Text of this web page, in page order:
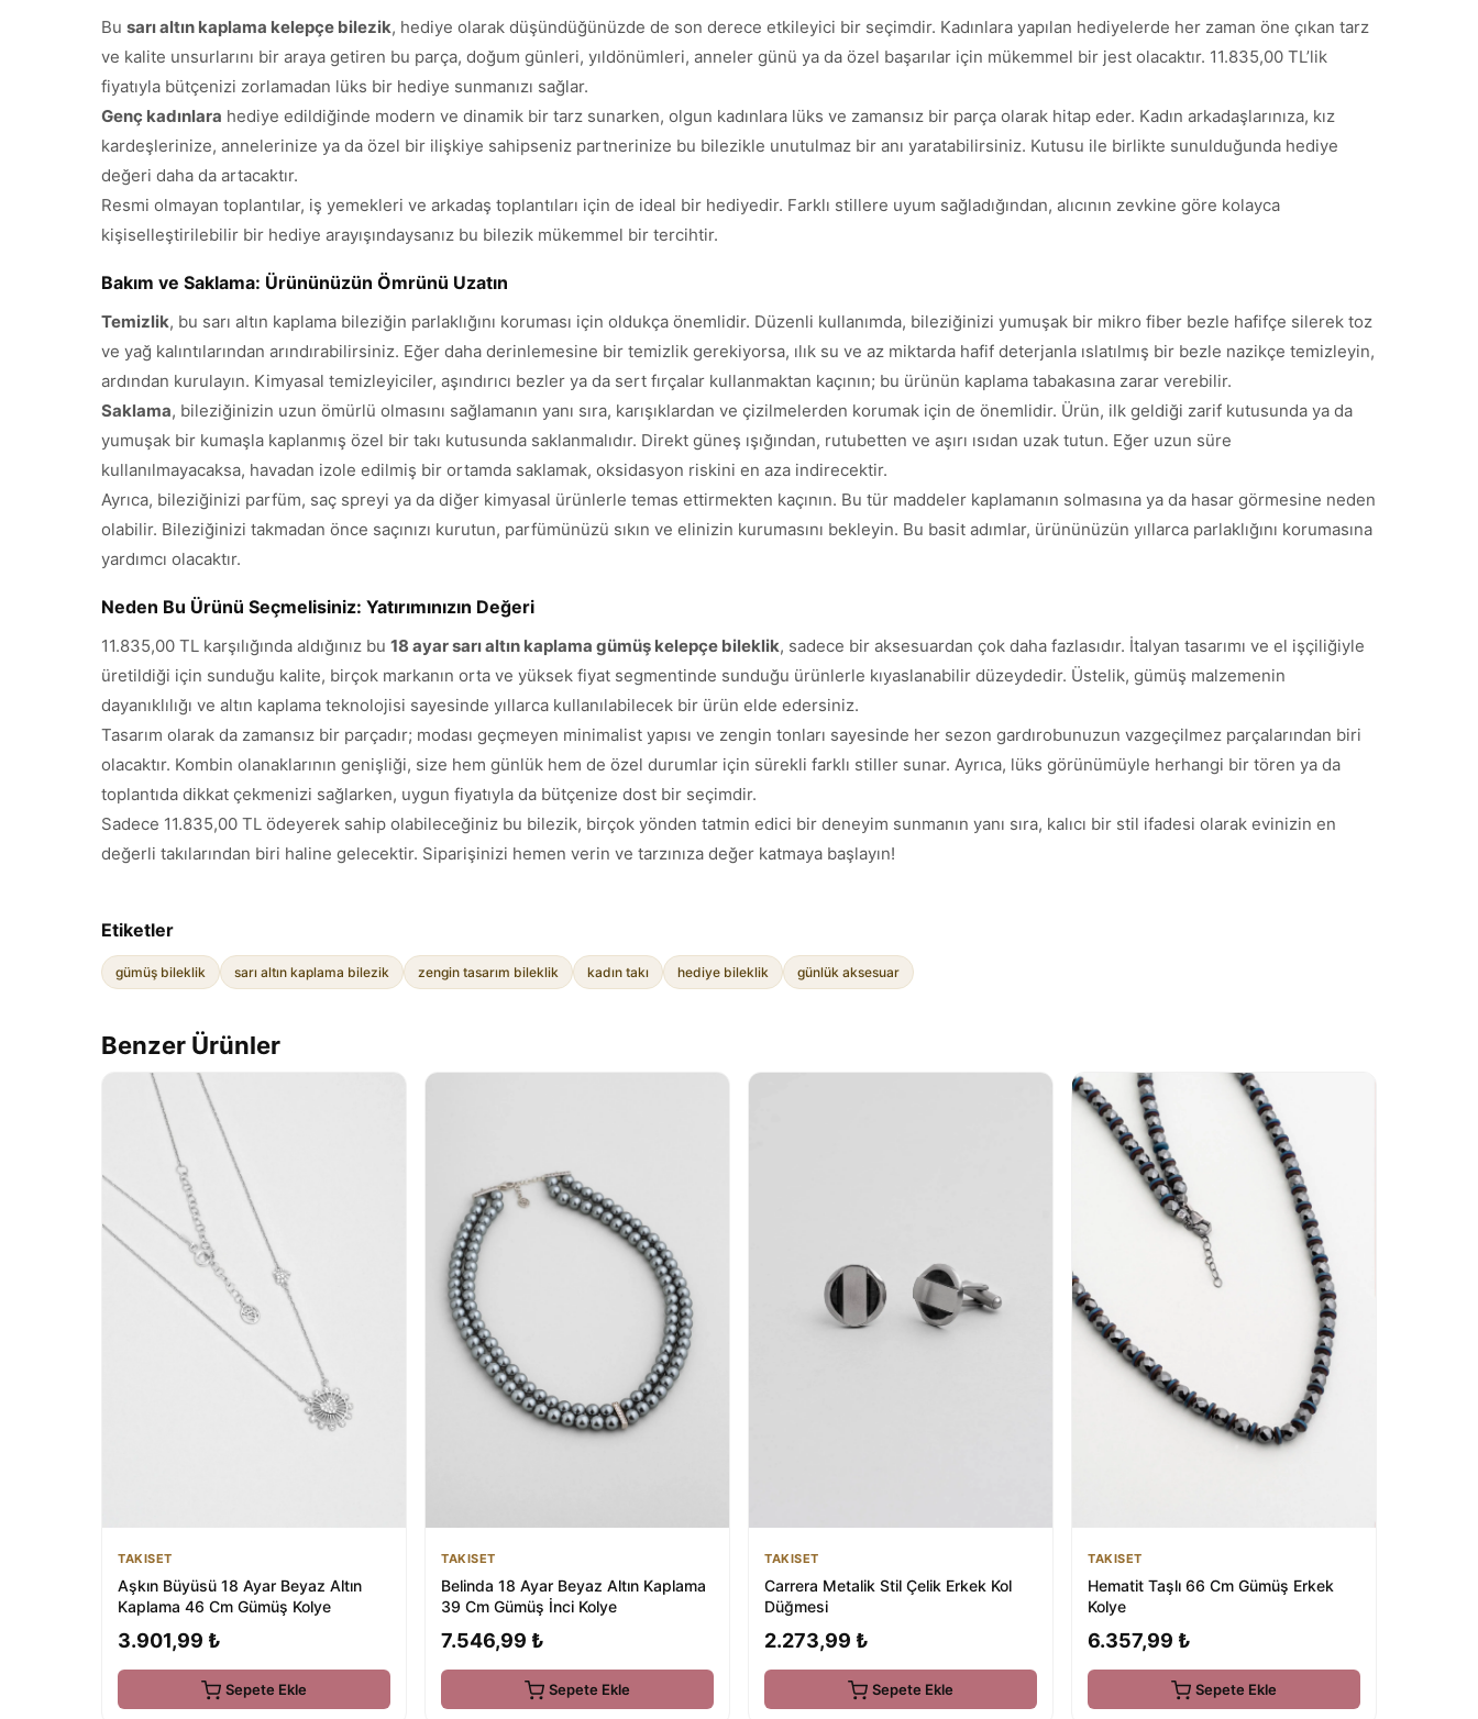
Bu sarı altın kaplama kelepçe bilezik, hediye olarak düşündüğünüzde de son derece etkileyici bir seçimdir. Kadınlara yapılan hediyelerde her zaman öne çıkan tarz
ve kalite unsurlarını bir araya getiren bu parça, doğum günleri, yıldönümleri, anneler günü ya da özel başarılar için mükemmel bir jest olacaktır. 11.835,00 TL’lik
fiyatıyla bütçenizi zorlamadan lüks bir hediye sunmanızı sağlar.
Genç kadınlara hediye edildiğinde modern ve dinamik bir tarz sunarken, olgun kadınlara lüks ve zamansız bir parça olarak hitap eder. Kadın arkadaşlarınıza, kız
kardeşlerinize, annelerinize ya da özel bir ilişkiye sahipseniz partnerinize bu bilezikle unutulmaz bir anı yaratabilirsiniz. Kutusu ile birlikte sunulduğunda hediye
değeri daha da artacaktır.
Resmi olmayan toplantılar, iş yemekleri ve arkadaş toplantıları için de ideal bir hediyedir. Farklı stillere uyum sağladığından, alıcının zevkine göre kolayca
kişiselleştirilebilir bir hediye arayışındaysanız bu bilezik mükemmel bir tercihtir.
Bakım ve Saklama: Ürününüzün Ömrünü Uzatın
Temizlik, bu sarı altın kaplama bileziğin parlaklığını koruması için oldukça önemlidir. Düzenli kullanımda, bileziğinizi yumuşak bir mikro fiber bezle hafifçe silerek toz
ve yağ kalıntılarından arındırabilirsiniz. Eğer daha derinlemesine bir temizlik gerekiyorsa, ılık su ve az miktarda hafif deterjanla ıslatılmış bir bezle nazikçe temizleyin,
ardından kurulayın. Kimyasal temizleyiciler, aşındırıcı bezler ya da sert fırçalar kullanmaktan kaçının; bu ürünün kaplama tabakasına zarar verebilir.
Saklama, bileziğinizin uzun ömürlü olmasını sağlamanın yanı sıra, karışıklardan ve çizilmelerden korumak için de önemlidir. Ürün, ilk geldiği zarif kutusunda ya da
yumuşak bir kumaşla kaplanmış özel bir takı kutusunda saklanmalıdır. Direkt güneş ışığından, rutubetten ve aşırı ısıdan uzak tutun. Eğer uzun süre
kullanılmayacaksa, havadan izole edilmiş bir ortamda saklamak, oksidasyon riskini en aza indirecektir.
Ayrıca, bileziğinizi parfüm, saç spreyi ya da diğer kimyasal ürünlerle temas ettirmekten kaçının. Bu tür maddeler kaplamanın solmasına ya da hasar görmesine neden
olabilir. Bileziğinizi takmadan önce saçınızı kurutun, parfümünüzü sıkın ve elinizin kurumasını bekleyin. Bu basit adımlar, ürününüzün yıllarca parlaklığını korumasına
yardımcı olacaktır.
Neden Bu Ürünü Seçmelisiniz: Yatırımınızın Değeri
11.835,00 TL karşılığında aldığınız bu 18 ayar sarı altın kaplama gümüş kelepçe bileklik, sadece bir aksesuardan çok daha fazlasıdır. İtalyan tasarımı ve el işçiliğiyle
üretildiği için sunduğu kalite, birçok markanın orta ve yüksek fiyat segmentinde sunduğu ürünlerle kıyaslanabilir düzeydedir. Üstelik, gümüş malzemenin
dayanıklılığı ve altın kaplama teknolojisi sayesinde yıllarca kullanılabilecek bir ürün elde edersiniz.
Tasarım olarak da zamansız bir parçadır; modası geçmeyen minimalist yapısı ve zengin tonları sayesinde her sezon gardırobunuzun vazgeçilmez parçalarından biri
olacaktır. Kombin olanaklarının genişliği, size hem günlük hem de özel durumlar için sürekli farklı stiller sunar. Ayrıca, lüks görünümüyle herhangi bir tören ya da
toplantıda dikkat çekmenizi sağlarken, uygun fiyatıyla da bütçenize dost bir seçimdir.
Sadece 11.835,00 TL ödeyerek sahip olabileceğiniz bu bilezik, birçok yönden tatmin edici bir deneyim sunmanın yanı sıra, kalıcı bir stil ifadesi olarak evinizin en
değerli takılarından biri haline gelecektir. Siparişinizi hemen verin ve tarzınıza değer katmaya başlayın!
Etiketler
gümüş bileklik sarı altın kaplama bilezik zengin tasarım bileklik kadın takı hediye bileklik günlük aksesuar
Benzer Ürünler
TAKISET
Aşkın Büyüsü 18 Ayar Beyaz Altın
Kaplama 46 Cm Gümüş Kolye
3.901,99 ₺
Sepete Ekle
TAKISET
Belinda 18 Ayar Beyaz Altın Kaplama
39 Cm Gümüş İnci Kolye
7.546,99 ₺
Sepete Ekle
TAKISET
Carrera Metalik Stil Çelik Erkek Kol
Düğmesi
2.273,99 ₺
Sepete Ekle
TAKISET
Hematit Taşlı 66 Cm Gümüş Erkek
Kolye
6.357,99 ₺
Sepete Ekle